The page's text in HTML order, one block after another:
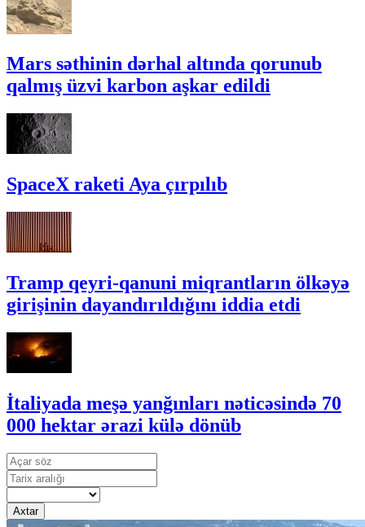
Mars səthinin dərhal altında qorunub
qalmış üzvi karbon aşkar edildi
SpaceX raketi Aya çırpılıb
Tramp qeyri-qanuni miqrantların ölkəyə
girişinin dayandırıldığını iddia etdi
İtaliyada meşə yanğınları nəticəsində 70
000 hektar ərazi külə dönüb
Axtar